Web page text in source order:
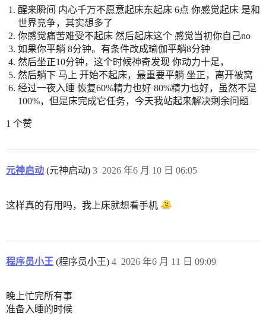
醒来瞬间 内心千万不愿意起床东起床 6点 你感觉起床 是和
世界竞争，其实想多了
你感觉痛苦难受不起床 然后起床这个 感觉当初你自己no
如果你平躺 8分钟。有条件改成瑜伽平躺8分钟
然后坐正10分钟，这个时候神奇发现 你动力十足，
然后躺下 马上 开始不起床，最重要平躺 坐正，离开被窝
经过一夜入睡 恢复60%精力也好 80%精力也好，虽然不是
100%，但是床完成它任务，今天我站起来解决剩余问题
1 个赞
元神启动 (元神启动) 2026 年6 月 10 日 06:05
3
这样真的有用吗，我上床就想看手机
程序员小王 (程序员小王) 2026 年6 月 11 日 09:09
4
晚上忙完所有事
准备入睡的时候